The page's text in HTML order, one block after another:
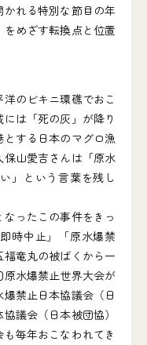
れる特別な節目の年
めざす転換点と位置
のビキニ環礁でおこ
は「死の灰」が降り
する日本のマグロ漁
山愛吉さんは「原水
」という言葉を残し
ったこの事件をきっ
時中止」「原水爆禁
竜丸の被ばくから一
水爆禁止世界大会が
禁止日本協議会（日
議会（日本被団協）
毎年おこなわれてき